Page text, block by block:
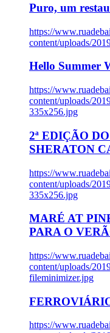
Puro, um
https://
content/uploads/
Hello Summer
https://
content/uploads/
335x256.jpg
2ª EDIÇÃO
SHERATON
https://
content/uploads/
335x256.jpg
MARÉ AT
PARA O
https://
content/uploads/
fileminimizer.jpg
https://